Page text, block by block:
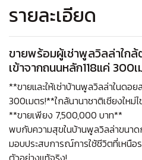
รายละเอียด
ขายพร้อมผู้เช่าพูลวิลล่าใก
เข้าจากถนนหลัก118แค่ 300
**ขายและให้เช่าบ้านพูลวิลล่าในดอ
300เมตร!**ใกล้นานาชาติเชียงใหม่
**ขายเพียง 7,500,000 บาท**
พบกับความสุขในบ้านพูลวิลล่าขนา
มอบประสบการณ์การใช้ชีวิตที่เหนือร